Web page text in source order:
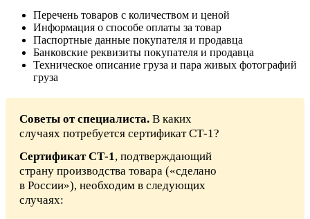
Перечень товаров с количеством и ценой
Информация о способе оплаты за товар
Паспортные данные покупателя и продавца
Банковские реквизиты покупателя и продавца
Техническое описание груза и пара живых фотографий
груза
Советы от специалиста. В каких
случаях потребуется сертификат СТ-1?
Сертификат СТ-1, подтверждающий
страну производства товара («сделано
в России»), необходим в следующих
случаях: